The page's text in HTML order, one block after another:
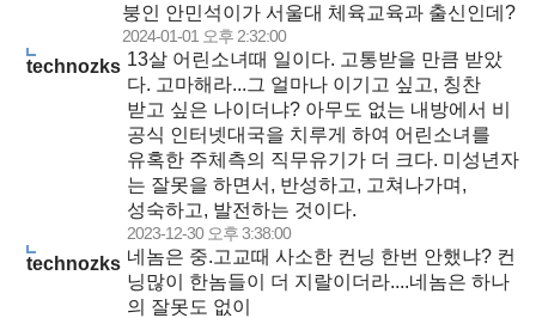
붕인 안민석이가 서울대 체육교육과 출신인데?
2024-01-01 오후 2:32:00
technozks 13살 어린소녀때 일이다. 고통받을 만큼 받았
다. 고마해라...그 얼마나 이기고 싶고, 칭찬
받고 싶은 나이더냐? 아무도 없는 내방에서 비
공식 인터넷대국을 치루게 하여 어린소녀를
유혹한 주체측의 직무유기가 더 크다. 미성년자
는 잘못을 하면서, 반성하고, 고쳐나가며,
성숙하고, 발전하는 것이다.
2023-12-30 오후 3:38:00
technozks 네놈은 중.고교때 사소한 컨닝 한번 안했냐? 컨
닝많이 한놈들이 더 지랄이더라....네놈은 하나
의 잘못도 없이